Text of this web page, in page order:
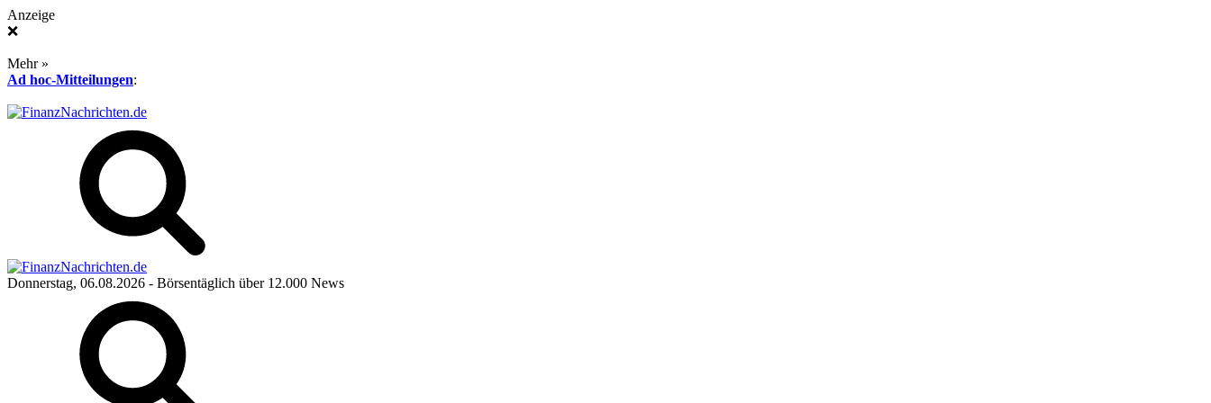
Anzeige
❌
Mehr »
Ad hoc-Mitteilungen:
Donnerstag, 06.08.2026 - Börsentäglich über 12.000 News